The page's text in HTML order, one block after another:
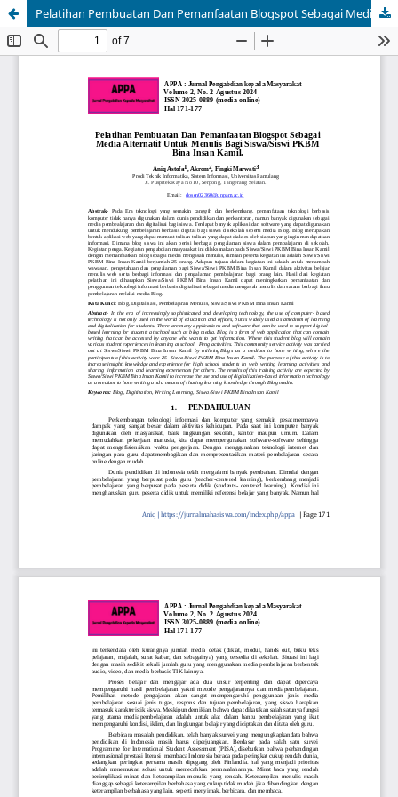
Pelatihan Pembuatan Dan Pemanfaatan Blogspot Sebagai Media Alternatif Untuk Menulis Bagi Siswa/Siswi PKBM Bina Insan Kamil.